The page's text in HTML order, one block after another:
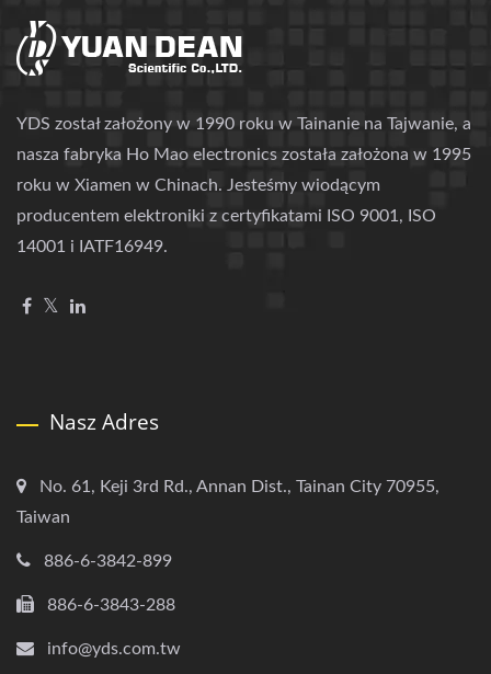
YDS został założony w 1990 roku w Tainanie na Tajwanie, a
nasza fabryka Ho Mao electronics została założona w 1995
roku w Xiamen w Chinach. Jesteśmy wiodącym
producentem elektroniki z certyfikatami ISO 9001, ISO
14001 i IATF16949.
Nasz Adres
No. 61, Keji 3rd Rd., Annan Dist., Tainan City 70955,
Taiwan
886-6-3842-899
886-6-3843-288
info@yds.com.tw